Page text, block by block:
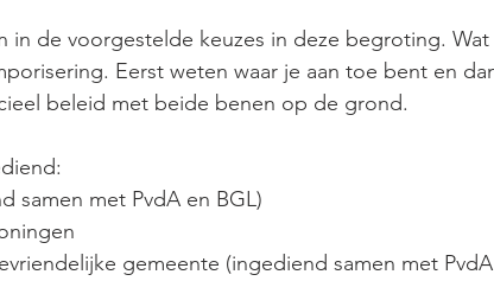
in de voorgestelde keuzes in deze begroting. Wat
Eerst weten waar je aan toe bent en
beleid met beide benen op de grond.
samen met PvdA en BGL)
gemeente (ingediend samen met